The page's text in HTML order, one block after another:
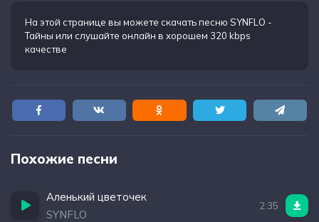
На этой странице вы можете скачать песню SYNFLO -
Тайны или слушайте онлайн в хорошем 320 kbps
качестве
Похожие песни
Аленький цветочек
SYNFLO
2:35